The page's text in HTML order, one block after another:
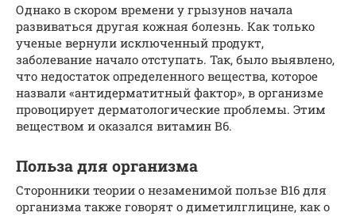
Однако в скором времени у грызунов начала
развиваться другая кожная болезнь. Как только
ученые вернули исключенный продукт,
заболевание начало отступать. Так, было выявлено,
что недостаток определенного вещества, которое
назвали «антидерматитный фактор», в организме
провоцирует дерматологические проблемы. Этим
веществом и оказался витамин B6.
Польза для организма
Сторонники теории о незаменимой пользе В16 для
организма также говорят о диметилглицине, как о